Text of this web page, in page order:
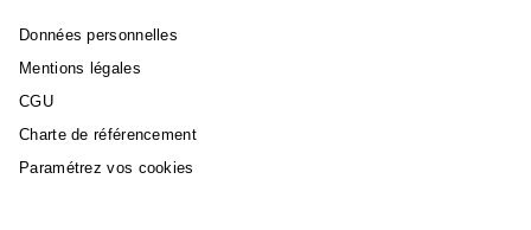
Données personnelles
Mentions légales
CGU
Charte de référencement
Paramétrez vos cookies